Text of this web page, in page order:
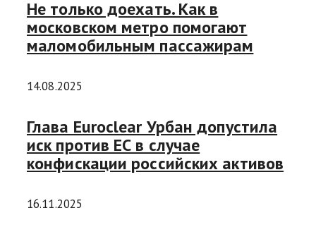
Не только доехать. Как в
московском метро помогают
маломобильным пассажирам
14.08.2025
Глава Euroclear Урбан допустила
иск против ЕС в случае
конфискации российских активов
16.11.2025